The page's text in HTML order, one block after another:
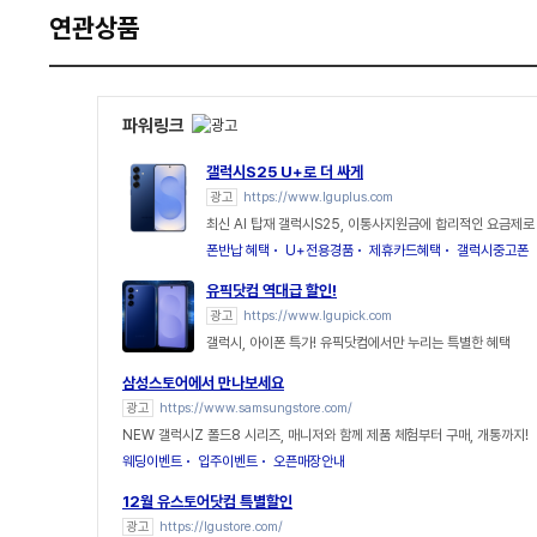
연관상품
파워링크
갤럭시S25 U+로 더 싸게
광고 https://www.lguplus.com
최신 AI 탑재 갤럭시S25, 이통사지원금에 합리적인 요금제
폰반납 혜택
U+전용경품 제휴카드혜택 갤럭시중고폰
유픽닷컴 역대급 할인!
광고 https://www.lgupick.com
갤럭시, 아이폰 특가! 유픽닷컴에서만 누리는 특별한 혜택
삼성스토어에서 만나보세요
광고 https://www.samsungstore.com/
NEW 갤럭시Z 폴드8 시리즈, 매니저와 함께 제품 체험부터 구매, 개통까지!
웨딩이벤트
입주이벤트 오픈매장안내
12월 유스토어닷컴 특별할인
광고 https://lgustore.com/